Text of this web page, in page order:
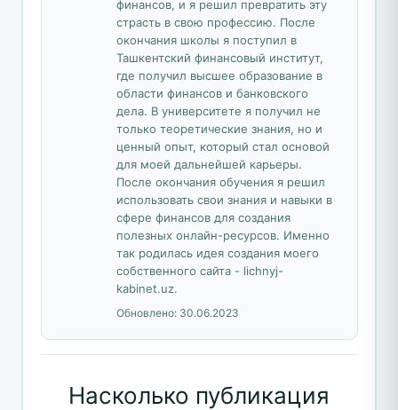
финансов, и я решил превратить эту
страсть в свою профессию. После
окончания школы я поступил в
Ташкентский финансовый институт,
где получил высшее образование в
области финансов и банковского
дела. В университете я получил не
только теоретические знания, но и
ценный опыт, который стал основой
для моей дальнейшей карьеры.
После окончания обучения я решил
использовать свои знания и навыки в
сфере финансов для создания
полезных онлайн-ресурсов. Именно
так родилась идея создания моего
собственного сайта - lichnyj-
kabinet.uz.
Обновлено: 30.06.2023
Насколько публикация